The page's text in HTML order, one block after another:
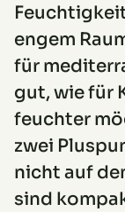
engem
für
gut, wie für
feuchter
zwei
nicht auf
sind